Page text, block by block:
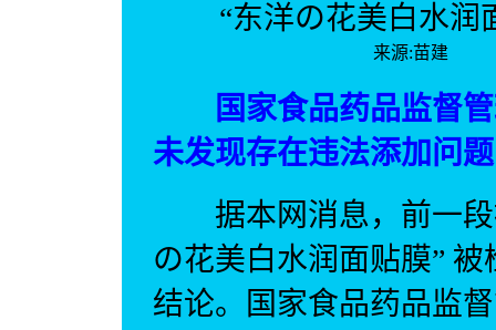
“东洋の花美白水润
来源:苗
国家食品药品监督
未发现存在违法添加问
据本网消息，前一段
の花美白水润面贴膜”
结论。国家食品药品监